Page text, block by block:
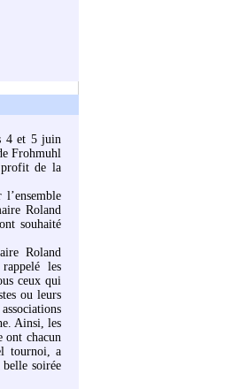
4 et 5 juin
Frohmuhl
profit de la
Roland
souhaité
Roland
les
ceux qui
ou leurs
Ainsi, les
ont chacun
tournoi, a
soirée